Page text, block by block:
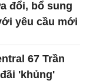
đổi, bổ sung
yêu cầu mới
67 Trần
'khủng'